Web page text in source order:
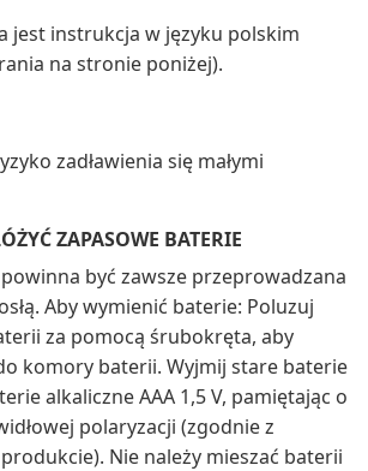
jest instrukcja w języku polskim
na stronie poniżej).
zadławienia się małymi
ZAPASOWE BATERIE
być zawsze przeprowadzana
Aby wymienić baterie: Poluzuj
za pomocą śrubokręta, aby
komory baterii. Wyjmij stare baterie
alkaliczne AAA 1,5 V, pamiętając o
polaryzacji (zgodnie z
Nie należy mieszać baterii